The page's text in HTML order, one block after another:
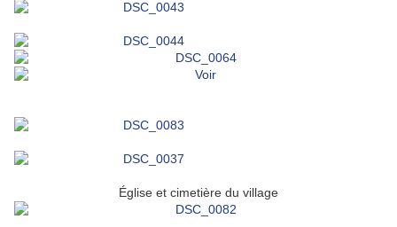
Église et cimetière du village